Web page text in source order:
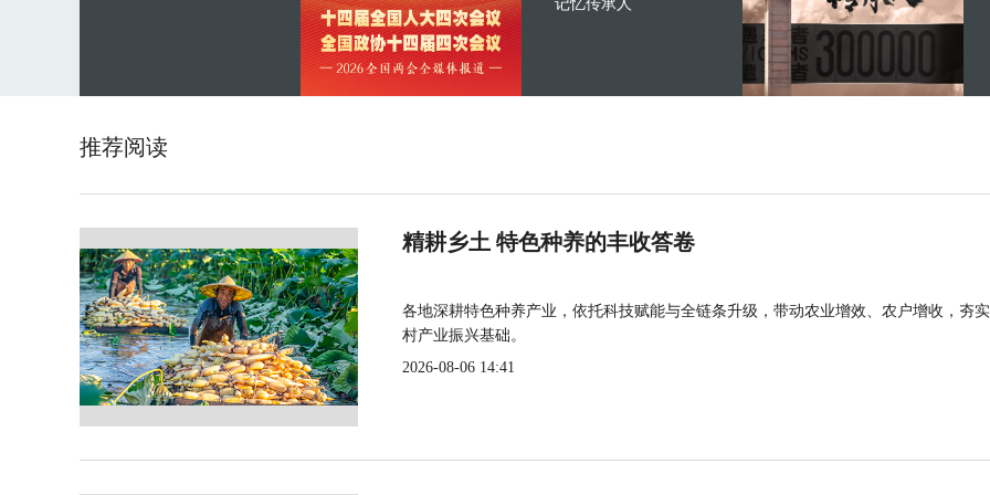
记忆传承人
推荐阅读
精耕乡土 特色种养的丰收答卷
各地深耕特色种养产业，依托科技赋能与全链条升级，带动农业增效、农户增收，夯
村产业振兴基础。
2026-08-06 14:41